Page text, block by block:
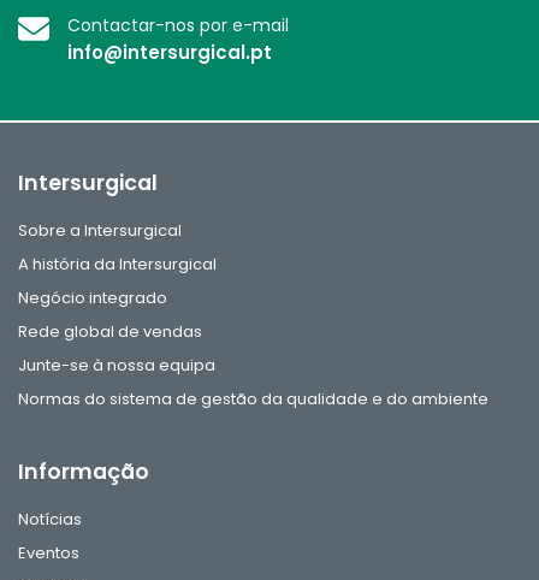
Contactar-nos por e-mail
info@intersurgical.pt
Intersurgical
Sobre a Intersurgical
A história da Intersurgical
Negócio integrado
Rede global de vendas
Junte-se à nossa equipa
Normas do sistema de gestão da qualidade e do ambiente
Informação
Notícias
Eventos